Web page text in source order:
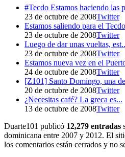
#Tecdo Estamos haciendo las
23 de octubre de 2008Twitter
Estamos saliendo para el
23 de octubre de 2008Twitter
Luego de dar unas vueltas,
23 de octubre de 2008Twitter
Estamos nueva vez en el
24 de octubre de 2008Twitter
[Z101] Santo Domingo, una
20 de octubre de 2008Twitter
¿Necesitas café? La greca es...
13 de octubre de 2008Twitter
Duarte101 publicó 12,279 entradas
dominicana entre 2007 y 2012. El
los comentarios están cerrados y no